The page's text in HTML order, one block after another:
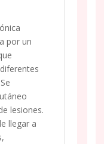
por un
lesiones.
llegar a